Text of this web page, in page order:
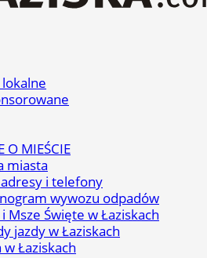
O MIEŚCIE
miasta
i telefony
wywozu odpadów
Msze Święte w Łaziskach
jazdy w Łaziskach
w Łaziskach